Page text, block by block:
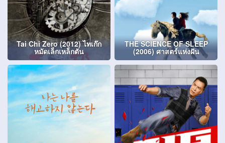
Tai Chi Zero (2012) ไทเก๊ก
หมัดเล็กเหล็กตัน
THE SCIENCE OF SLEEP
(2006) ศาสตร์แห่งฝัน